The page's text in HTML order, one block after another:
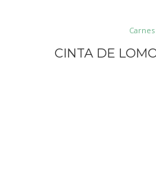
CINTA DE